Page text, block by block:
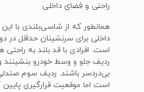
راحتی و فضای داخلی
همانطور که از شاسی‌بلندی با این
داخلی برای سرنشینان حداقل در
است. افرادی با قد بلند به راحتی
ردیف جلو و وسط خودرو
بی‌دردسر باشند. ردیف سوم
است اما موقعیت قرارگیری